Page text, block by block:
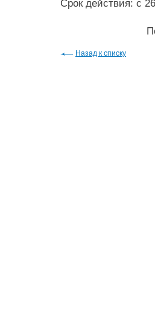
Срок действия: с
Назад к списку